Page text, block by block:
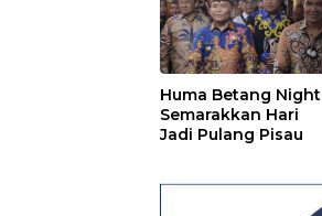
Huma Betang Night
Semarakkan Hari
Jadi Pulang Pisau